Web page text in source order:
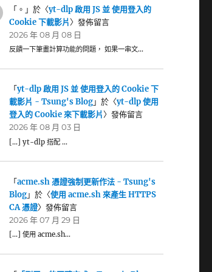
「 。 」於〈yt-dlp 啟用 JS 並 使用登入的
Cookie 下載影片〉發佈留言
2026 年 08 月 08 日
反饋一下筆畫計算功能的問題， 如果一串文…
「yt-dlp 啟用 JS 並 使用登入的 Cookie 下
載影片 - Tsung's Blog」於〈yt-dlp 使用
登入的 Cookie 來下載影片〉發佈留言
2026 年 08 月 03 日
[…] yt-dlp 搭配 …
「acme.sh 憑證強制更新作法 - Tsung's
Blog」於〈使用 acme.sh 來產生 HTTPS
CA 憑證〉發佈留言
2026 年 07 月 29 日
[…] 使用 acme.sh…